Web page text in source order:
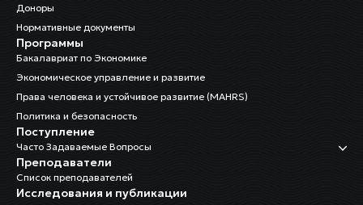
Доноры
Нормативные документы
Программы
Бакалавриат по Экономике
Экономическое управление и развитие
Права человека и устойчивое развитие (MAHRS)
Политика и безопасность
Поступление
Часто Задаваемые Вопросы
Преподаватели
Список преподавателей
Исследования и публикации